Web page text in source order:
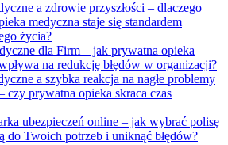
a zdrowie przyszłości – dlaczego
medyczna staje się standardem
życia?
dla Firm – jak prywatna opieka
na redukcję błędów w organizacji?
a szybka reakcja na nagłe problemy
czy prywatna opieka skraca czas
ubezpieczeń online – jak wybrać polisę
do Twoich potrzeb i uniknąć błędów?